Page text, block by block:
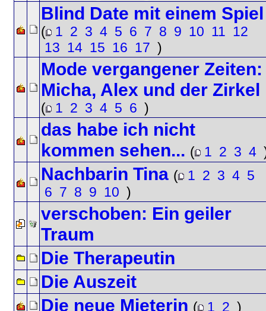
Blind Date mit einem Spiel
( 1 2 3 4 5 6 7 8 9 10 11 12
13 14 15 16 17 )
Mode vergangener Zeiten:
Micha, Alex und der Zirkel
( 1 2 3 4 5 6 )
das habe ich nicht
kommen sehen... ( 1 2 3 4
Nachbarin Tina ( 1 2 3 4 5
6 7 8 9 10 )
verschoben: Ein geiler
Traum
Die Therapeutin
Die Auszeit
Die neue Mieterin ( 1 2 )